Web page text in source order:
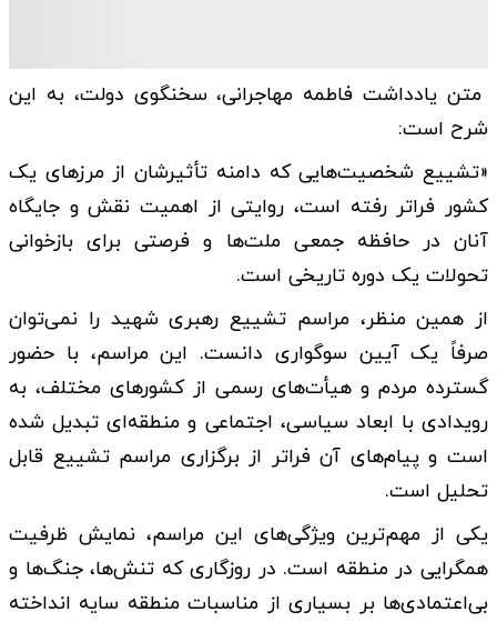
متن یادداشت فاطمه مهاجرانی، سخنگوی دولت، به این
شرح است:
«تشییع شخصیت‌هایی که دامنه تأثیرشان از مرزهای یک
کشور فراتر رفته است، روایتی از اهمیت نقش و جایگاه
آنان در حافظه جمعی ملت‌ها و فرصتی برای بازخوانی
تحولات یک دوره تاریخی است.
از همین منظر، مراسم تشییع رهبری شهید را نمی‌توان
صرفاً یک آیین سوگواری دانست. این مراسم، با حضور
گسترده مردم و هیأت‌های رسمی از کشورهای مختلف، به
رویدادی با ابعاد سیاسی، اجتماعی و منطقه‌ای تبدیل شده
است و پیام‌های آن فراتر از برگزاری مراسم تشییع قابل
تحلیل است.
یکی از مهم‌ترین ویژگی‌های این مراسم، نمایش ظرفیت
همگرایی در منطقه است. در روزگاری که تنش‌ها، جنگ‌ها و
بی‌اعتمادی‌ها بر بسیاری از مناسبات منطقه سایه انداخته